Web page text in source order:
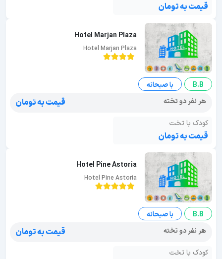
قیمت به تومان
Hotel Marjan Plaza
Hotel Marjan Plaza
B.B
با صبحانه
هر نفر دو تخته
قیمت به تومان
کودک با تخت
قیمت به تومان
Hotel Pine Astoria
Hotel Pine Astoria
B.B
با صبحانه
هر نفر دو تخته
قیمت به تومان
کودک با تخت